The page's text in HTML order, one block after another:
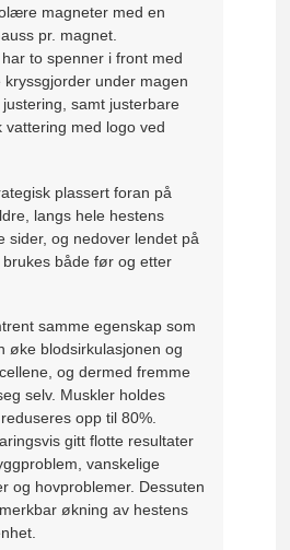
magneter med en
pr. magnet.
to spenner i front med
kryssgjorder under magen
samt justerbare
vattering med logo ved
plassert foran på
langs hele hestens
sider, og nedover lendet på
brukes både før og etter
samme egenskap som
øke blodsirkulasjonen og
og dermed fremme
selv. Muskler holdes
opp til 80%.
gitt flotte resultater
vanskelige
og hovproblemer. Dessuten
økning av hestens